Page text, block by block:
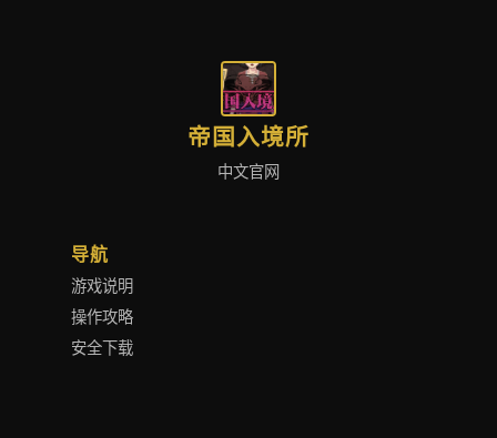
帝国入境所
中文官网
导航
游戏说明
操作攻略
安全下载